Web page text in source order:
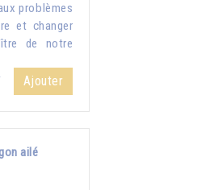
problèmes
et changer
de notre
Ajouter
ailé